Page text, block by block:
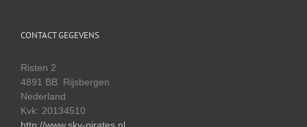
CONTACT GEGEVENS
Risten 2
4891 BB Rijsbergen
Nederland
Kvk: 20134510